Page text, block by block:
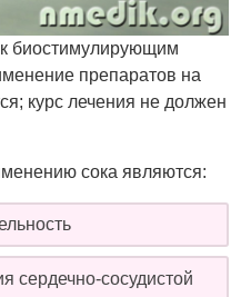
к биостимулирующим
препаратов на
курс лечения не должен
сока являются:
сердечно-сосудистой